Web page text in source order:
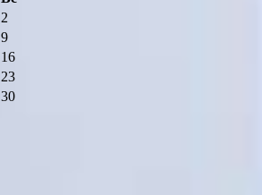
2
9
16
23
30